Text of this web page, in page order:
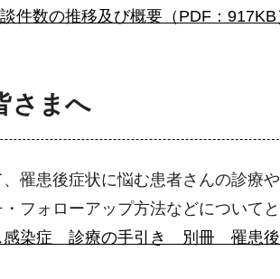
件数の推移及び概要（PDF：917KB
さまへ
罹患後症状に悩む患者さんの診療
フォローアップ方法などについて
感染症 診療の手引き 別冊 罹患後